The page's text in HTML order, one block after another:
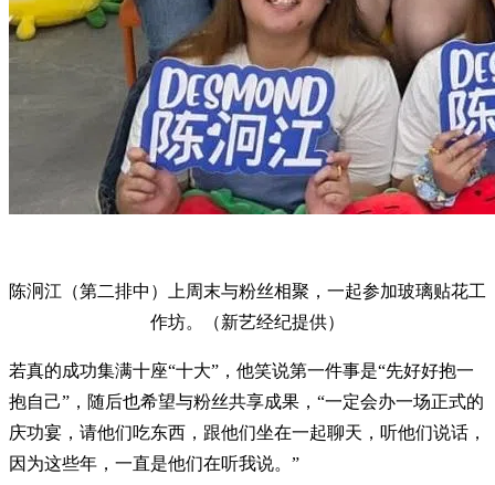
陈泂江（第二排中）上周末与粉丝相聚，一起参加玻璃贴花工
作坊。（新艺经纪提供）
若真的成功集满十座“十大”，他笑说第一件事是“先好好抱一
抱自己”，随后也希望与粉丝共享成果，“一定会办一场正式的
庆功宴，请他们吃东西，跟他们坐在一起聊天，听他们说话，
因为这些年，一直是他们在听我说。”